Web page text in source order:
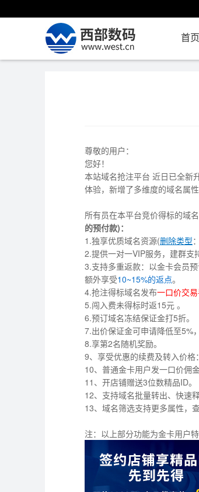
首页
尊敬的用户：
您好！
本站域名抢注平台 近日已全新
体验，新增了多维度的域名属
所有员在本平台竞价得标的域
的预付款)：
1.独享优质域名资源(删除类型
2.提供一对一VIP服务，建群支
3.支持多重返款：以金卡会员
额外享受10~15%的返点。
4.抢注得标域名发布一口价交
5.闯入费未得标时返15元 。
6.预订域名冻结保证金打5折。
7.出价保证金可申请降低至5%
8.享第2名随机奖励。
9、享受优惠的续费及转入价格
10、普通金卡用户发一口价佣
11、开店铺赠送3位数精品ID。
12、支持域名批量转出、快速释
13、域名筛选支持更多属性，
注：以上部分功能为金卡用户特